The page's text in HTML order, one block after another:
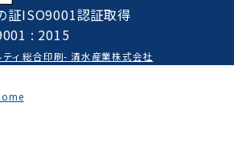
証ISO9001認証取得
: 2015
ィ総合印刷- 清水産業株式会社